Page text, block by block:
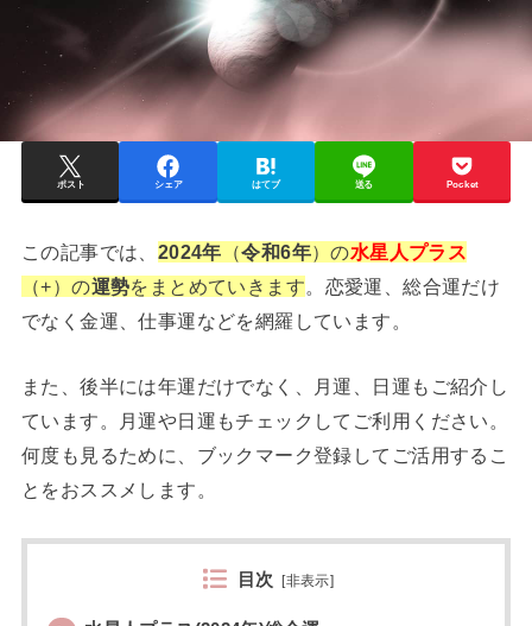
ポスト シェア はてブ 送る Pocket
この記事では、 2024年 （令和6年）の水星人プラス
（+）の運勢をまとめていきます。恋愛運、総合運だけ
でなく金運、仕事運などを網羅しています。
また、後半には年運だけでなく、月運、日運もご紹介し
ています。月運や日運もチェックしてご利用ください。
何度も見るために、ブックマーク登録してご活用するこ
とをおススメします。
目次 [非表示]